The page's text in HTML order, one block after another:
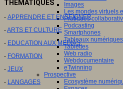
Images
Les mondes virtuels
Pratiques
Podcasting
Smartphones
Tableaux numériques
Tablettes
Web radio
Webdocumentaire
eTwinning
Prospective
Ecosystème
THEMATIQUES
- APPRENDRE ET ENSEIGNER
-ARTS ET CULTURE
- EDUCATION AUX MEDIAS
- FORMATION
- JEUX
- LANGAGES